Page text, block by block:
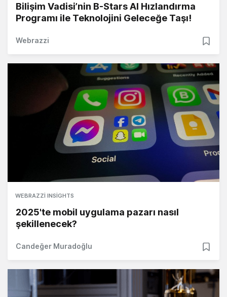
Bilişim Vadisi’nin B-Stars AI Hızlandırma
Programı ile Teknolojini Geleceğe Taşı!
Webrazzi
WEBRAZZI INSIGHTS
2025'te mobil uygulama pazarı nasıl
şekillenecek?
Candeğer Muradoğlu